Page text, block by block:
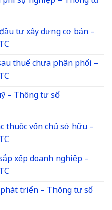
tư xây dựng cơ bản –
thuế chưa phân phối –
– Thông tư số
thuộc vốn chủ sở hữu –
xếp doanh nghiệp –
triển – Thông tư số